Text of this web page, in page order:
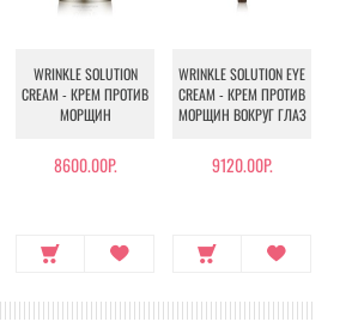
WRINKLE SOLUTION
CREAM - КРЕМ ПРОТИВ
МОРЩИН
8600.00Р.
WRINKLE SOLUTION EYE
CREAM - КРЕМ ПРОТИВ
МОРЩИН ВОКРУГ ГЛАЗ
9120.00Р.